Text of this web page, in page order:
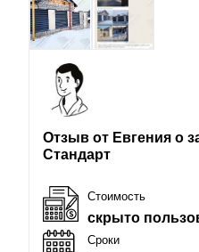
Отзыв от Евгения о
Стандарт
Стоимость
скрыто
Сроки